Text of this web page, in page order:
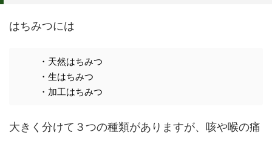
はちみつには
・天然はちみつ
・生はちみつ
・加工はちみつ
大きく分けて３つの種類がありますが、咳や喉の痛